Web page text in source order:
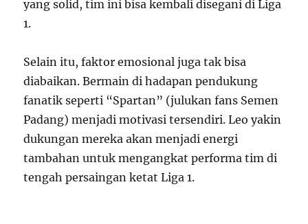
yang solid, tim ini bisa kembali disegani di Liga
1.
Selain itu, faktor emosional juga tak bisa
diabaikan. Bermain di hadapan pendukung
fanatik seperti “Spartan” (julukan fans Semen
Padang) menjadi motivasi tersendiri. Leo yakin
dukungan mereka akan menjadi energi
tambahan untuk mengangkat performa tim di
tengah persaingan ketat Liga 1.